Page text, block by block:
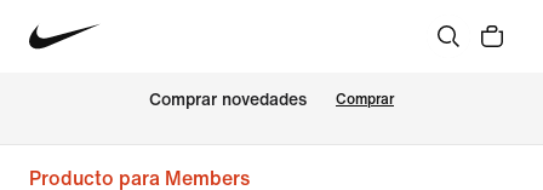
Comprar novedades Comprar
Producto para Members